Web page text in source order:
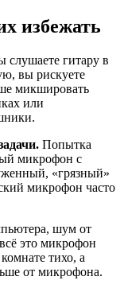
избежать
слушаете гитару в
вы рискуете
микшировать
или
Попытка
микрофон с
«грязный»
микрофон часто
шум от
это микрофон
тихо, а
от микрофона.